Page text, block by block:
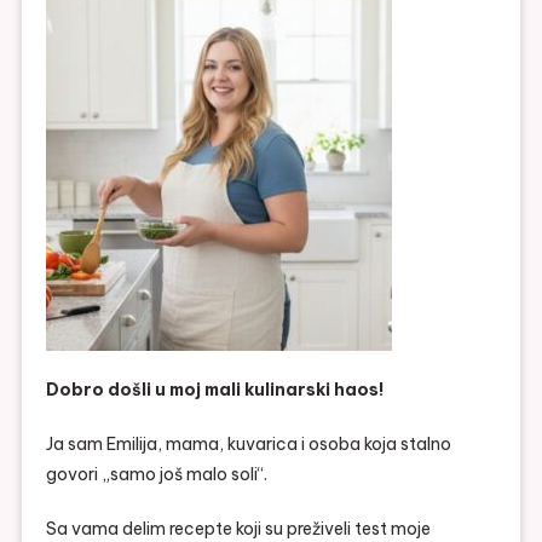
Dobro došli u moj mali kulinarski haos!
Ja sam Emilija, mama, kuvarica i osoba koja stalno
govori „samo još malo soli“.
Sa vama delim recepte koji su preživeli test moje